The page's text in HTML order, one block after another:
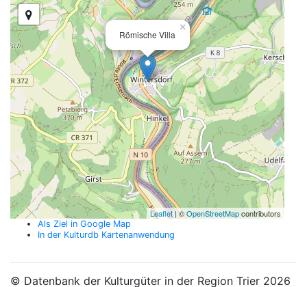
Römische Villa
×
Leaflet| ©OpenStreetMapcontributors
Als Ziel in Google Map
In der Kulturdb Kartenanwendung
© Datenbank der Kulturgüter in der Region Trier 2026